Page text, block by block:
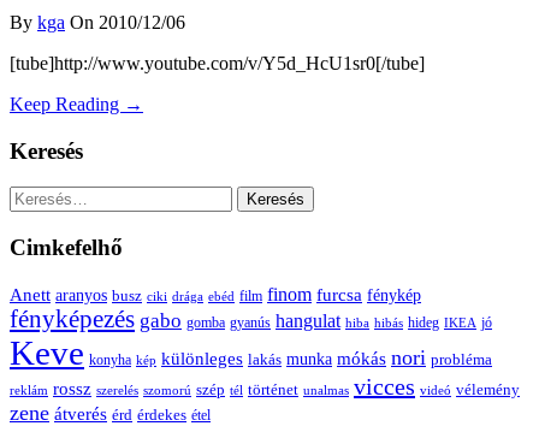
By kga On 2010/12/06
[tube]http://www.youtube.com/v/Y5d_HcU1sr0[/tube]
Keep Reading →
Keresés
Keresés:
Cimkefelhő
Anett aranyos busz ciki drága ebéd film finom furcsa fénykép
fényképezés gabo gomba gyanús hangulat hiba hibás hideg IKEA jó
Keve konyha kép különleges lakás munka mókás nori probléma
reklám rossz szerelés szomorú szép tél történet unalmas vicces videó vélemény
zene átverés érd érdekes étel